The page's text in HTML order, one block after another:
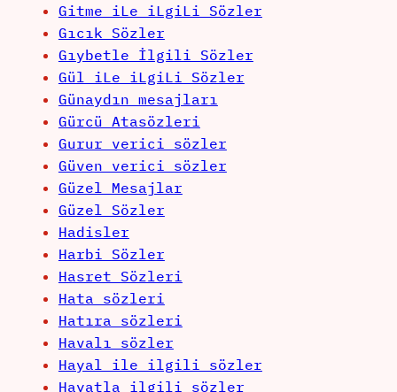
Gitme iLe iLgiLi Sözler
Gıcık Sözler
Gıybetle İlgili Sözler
Gül iLe iLgiLi Sözler
Günaydın mesajları
Gürcü Atasözleri
Gurur verici sözler
Güven verici sözler
Güzel Mesajlar
Güzel Sözler
Hadisler
Harbi Sözler
Hasret Sözleri
Hata sözleri
Hatıra sözleri
Havalı sözler
Hayal ile ilgili sözler
Hayatla ilgili sözler